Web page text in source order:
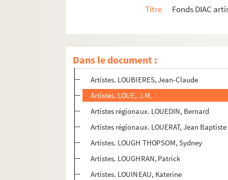
Titre
Fonds DIAC
Dans le document :
Artistes. LOTTI,
Artistes. LOU, Liza
Artistes. LOUBCHANSKY, Marcelle
Artistes. LOUBIERES, Jean-Claude
Artistes. LOUE, J.M.
Artistes régionaux. LOUEDIN, Bernard
Artistes régionaux. LOUERAT, Jean Baptiste
Artistes. LOUGH THOPSOM, Sydney
Artistes. LOUGHRAN, Patrick
Artistes. LOUINEAU, Katerine